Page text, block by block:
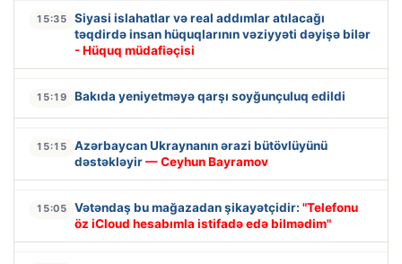
15:35
Siyasi islahatlar və real addımlar atılacağı
təqdirdə insan hüquqlarının vəziyyəti dəyişə bilər
- Hüquq müdafiəçisi
15:19 Bakıda yeniyetməyə qarşı soyğunçuluq edildi
15:15
Azərbaycan Ukraynanın ərazi bütövlüyünü
dəstəkləyir— Ceyhun Bayramov
15:05 Vətəndaş bu mağazadan şikayətçidir: "Telefonu
öz iCloud hesabımla istifadə edə bilmədim"